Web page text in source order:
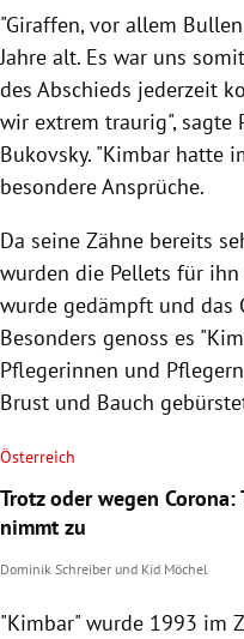
"Giraffen, vor allem
Jahre alt. Es war uns
des Abschieds jederzeit
wir extrem traurig", sagte
Bukovsky. "Kimbar hatte
besondere Ansprüche.
Da seine Zähne bereits
wurden die Pellets für
wurde gedämpft und das
Besonders genoss es
Pflegerinnen und
Brust und Bauch
Österreich
Trotz oder wegen
nimmt zu
Dominik Schreiber und Kid Möchel
"Kimbar" wurde 1993 im